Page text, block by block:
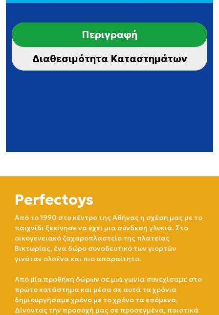
Περιγραφή
Διαθεσιμότητα Καταστημάτων
Perfectoys
Από το 1990 στο κέντρο της Αθήνας η σχέση μας με το
παιχνίδι ξεκίνησε να έχει μια σύνδεση γλυκιά. Στο
οικογενειακό ζαχαροπλαστείο της πλατείας
Βικτωρίας, ένα δώρο συνοδευτικό των γιορτών
γινόταν ολοένα και πιο απαραίτητο.
Από μία προθήκη δώρων σε μια γωνία συνεχίσαμε στο
πρώτο κατάστημα και μέσα σε αυτά τα χρόνια
δημιουργήσαμε χρόνο με το χρόνο τα επόμενα.
Δίνοντας την προσοχή μας σε προσεγμένα, ποιοτικά